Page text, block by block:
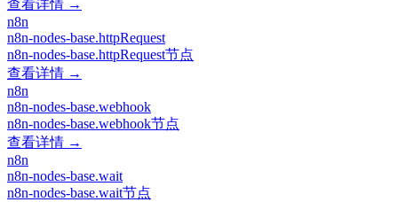
查看详情 →
n8n
n8n-nodes-base.httpRequest
n8n-nodes-base.httpRequest节点
查看详情 →
n8n
n8n-nodes-base.webhook
n8n-nodes-base.webhook节点
查看详情 →
n8n
n8n-nodes-base.wait
n8n-nodes-base.wait节点